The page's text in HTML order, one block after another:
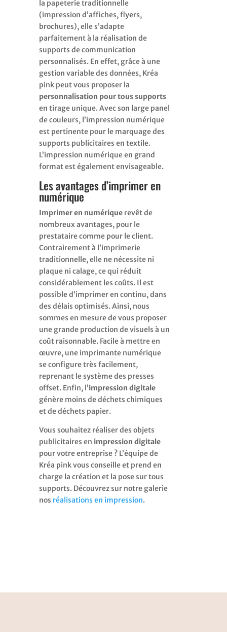
la papeterie traditionnelle
(impression d’affiches, flyers,
brochures), elle s’adapte
parfaitement à la réalisation de
supports de communication
personnalisés. En effet, grâce à une
gestion variable des données, Kréa
pink peut vous proposer la
personnalisation pour tous supports
en tirage unique. Avec son large panel
de couleurs, l’impression numérique
est pertinente pour le marquage des
supports publicitaires en textile.
L’impression numérique en grand
format est également envisageable.
Les avantages d’imprimer en
numérique
Imprimer en numérique revêt de
nombreux avantages, pour le
prestataire comme pour le client.
Contrairement à l’imprimerie
traditionnelle, elle ne nécessite ni
plaque ni calage, ce qui réduit
considérablement les coûts. Il est
possible d’imprimer en continu, dans
des délais optimisés. Ainsi, nous
sommes en mesure de vous proposer
une grande production de visuels à un
coût raisonnable. Facile à mettre en
œuvre, une imprimante numérique
se configure très facilement,
reprenant le système des presses
offset. Enfin, l’impression digitale
génère moins de déchets chimiques
et de déchets papier.
Vous souhaitez réaliser des objets
publicitaires en impression digitale
pour votre entreprise ? L’équipe de
Kréa pink vous conseille et prend en
charge la création et la pose sur tous
supports. Découvrez sur notre galerie
nos réalisations en impression.